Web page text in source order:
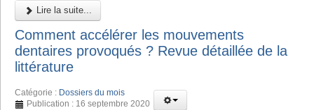
Lire la suite...
Comment accélérer les mouvements
dentaires provoqués ? Revue détaillée de la
littérature
Catégorie : Dossiers du mois
Publication : 16 septembre 2020